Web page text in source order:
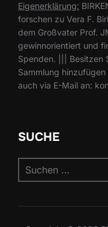
Eigenerklärung:
forschen zu Vera F.
dem Großvater Prof.
gewinnorientiert und
Spenden. ||| Besitzen
Sammlung
auch via E-Mail an:
SUCHE
nach: